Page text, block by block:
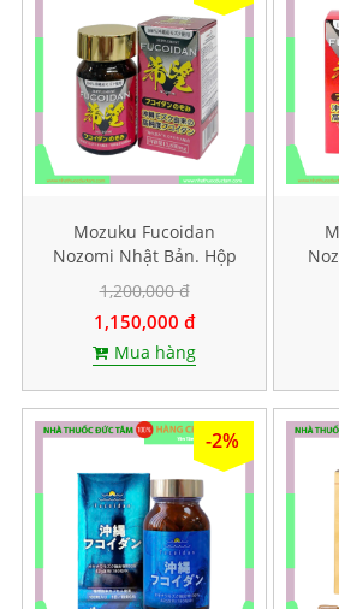
Mozuku Fucoidan
Nozomi Nhật Bản. Hộp
1,200,000 đ
1,150,000 đ
Mua hàng
-2%